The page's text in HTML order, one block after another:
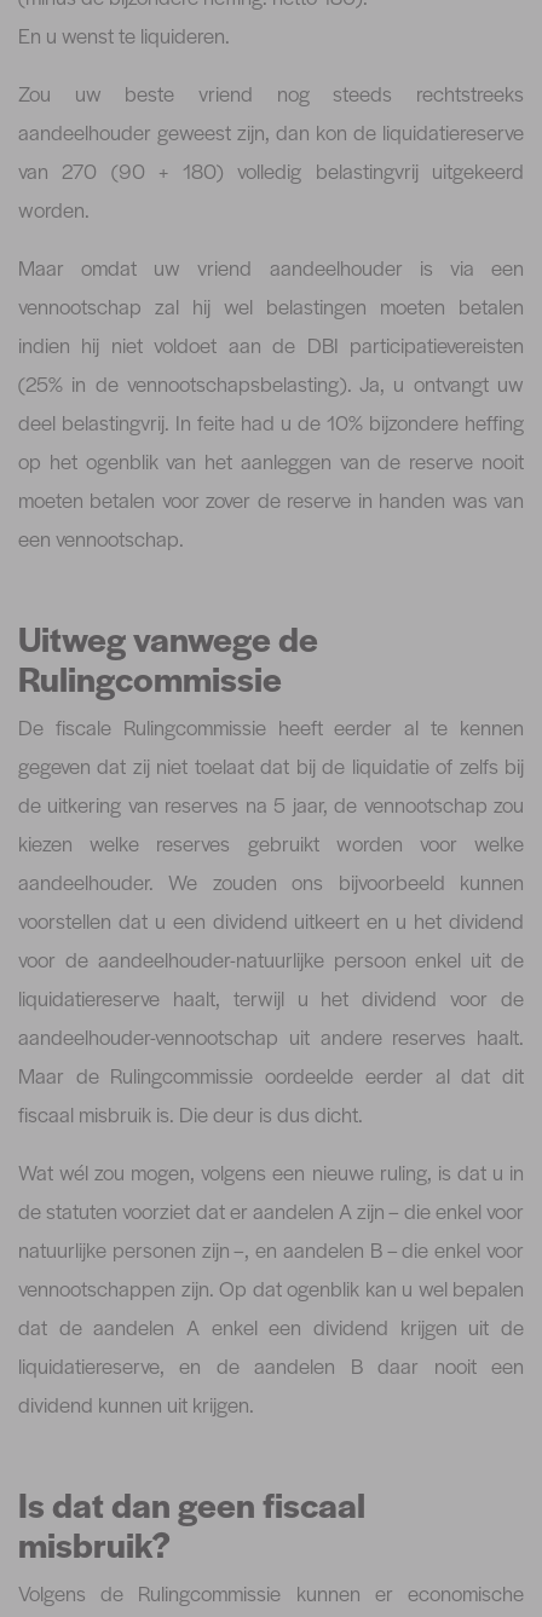
En u wenst te liquideren.
Zou uw beste vriend nog steeds rechtstreeks
aandeelhouder geweest zijn, dan kon de liquidatiereserve
van 270 (90 + 180) volledig belastingvrij uitgekeerd
worden.
Maar omdat uw vriend aandeelhouder is via een
vennootschap zal hij wel belastingen moeten betalen
indien hij niet voldoet aan de DBI participatievereisten
(25% in de vennootschapsbelasting). Ja, u ontvangt uw
deel belastingvrij. In feite had u de 10% bijzondere heffing
op het ogenblik van het aanleggen van de reserve nooit
moeten betalen voor zover de reserve in handen was van
een vennootschap.
Uitweg vanwege de
Rulingcommissie
De fiscale Rulingcommissie heeft eerder al te kennen
gegeven dat zij niet toelaat dat bij de liquidatie of zelfs bij
de uitkering van reserves na 5 jaar, de vennootschap zou
kiezen welke reserves gebruikt worden voor welke
aandeelhouder. We zouden ons bijvoorbeeld kunnen
voorstellen dat u een dividend uitkeert en u het dividend
voor de aandeelhouder-natuurlijke persoon enkel uit de
liquidatiereserve haalt, terwijl u het dividend voor de
aandeelhouder-vennootschap uit andere reserves haalt.
Maar de Rulingcommissie oordeelde eerder al dat dit
fiscaal misbruik is. Die deur is dus dicht.
Wat wél zou mogen, volgens een nieuwe ruling, is dat u in
de statuten voorziet dat er aandelen A zijn – die enkel voor
natuurlijke personen zijn –, en aandelen B – die enkel voor
vennootschappen zijn. Op dat ogenblik kan u wel bepalen
dat de aandelen A enkel een dividend krijgen uit de
liquidatiereserve, en de aandelen B daar nooit een
dividend kunnen uit krijgen.
Is dat dan geen fiscaal
misbruik?
Volgens de Rulingcommissie kunnen er economische